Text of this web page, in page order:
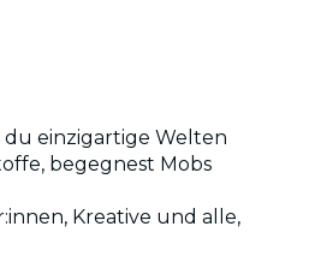
du einzigartige Welten
begegnest Mobs
Kreative und alle,